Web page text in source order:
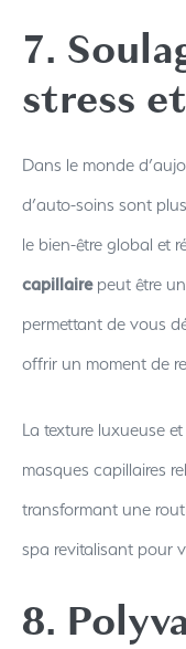
7.
stress
Dans le monde
d’auto-soins sont
le bien-être global et
capillairepeut être
permettant de vous
offrir un moment de
La texture luxueuse
masques capillaires
transformant une
spa revitalisant pour
8.